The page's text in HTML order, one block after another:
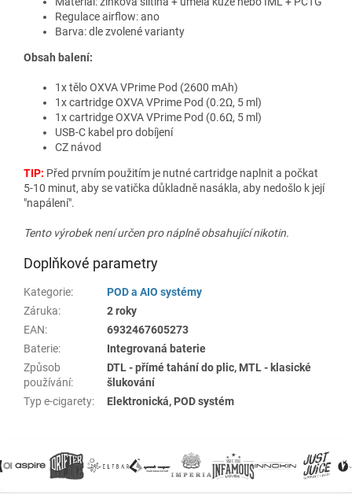
Regulace airflow: ano
Barva: dle zvolené varianty
Obsah balení:
1x tělo OXVA VPrime Pod (2600 mAh)
1x cartridge OXVA VPrime Pod (0.2Ω, 5 ml)
1x cartridge OXVA VPrime Pod (0.6Ω, 5 ml)
USB-C kabel pro dobíjení
CZ návod
TIP: Před prvním použitím je nutné cartridge naplnit a počkat
5-10 minut, aby se vatička důkladně nasákla, aby nedošlo k její
"napálení".
Tento výrobek není určen pro náplně obsahující nikotin.
Doplňkové parametry
Kategorie:
POD a AIO systémy
Záruka:
2 roky
EAN:
6932467605273
Baterie:
Integrovaná baterie
Způsob
používání:
DTL - přímé tahání do plic, MTL - klasické
šlukování
Typ e-cigarety: Elektronická, POD systém